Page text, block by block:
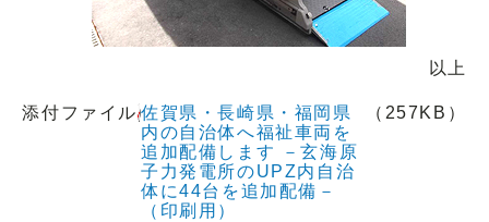
以上
添付ファイル 佐賀県・長崎県・福岡県
内の自治体へ福祉車両を
追加配備します －玄海原
子力発電所のUPZ内自治
体に44台を追加配備－
（印刷用）
（257KB）